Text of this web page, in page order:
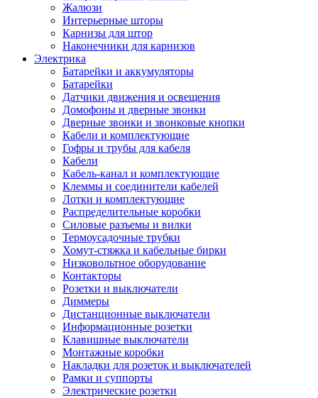
Жалюзи
Интерьерные шторы
Карнизы для штор
Наконечники для карнизов
Электрика
Батарейки и аккумуляторы
Батарейки
Датчики движения и освещения
Домофоны и дверные звонки
Дверные звонки и звонковые кнопки
Кабели и комплектующие
Гофры и трубы для кабеля
Кабели
Кабель-канал и комплектующие
Клеммы и соединители кабелей
Лотки и комплектующие
Распределительные коробки
Силовые разъемы и вилки
Термоусадочные трубки
Хомут-стяжка и кабельные бирки
Низковольтное оборудование
Контакторы
Розетки и выключатели
Диммеры
Дистанционные выключатели
Информационные розетки
Клавишные выключатели
Монтажные коробки
Накладки для розеток и выключателей
Рамки и суппорты
Электрические розетки